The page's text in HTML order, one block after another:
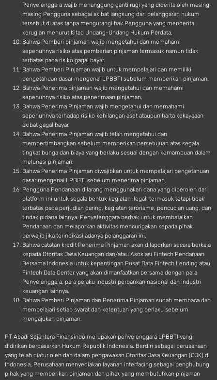
Penyelenggara wajib menanggung ganti rugi yang diderita oleh masing-
masing Pengguna sebagai akibat langsung dari pelanggaran hukum
tersebut di atas tanpa mengurangi hak Pengguna yang menderita
kerugian menurut Kitab Undang-Undang Hukum Perdata.
Bahwa Pemberi pinjaman wajib mengetahui dan memahami
sepenuhnya risiko atas pemberian pinjaman termasuk namun tidak
terbatas pada risiko gagal bayar.
Bahwa Pemberi Pinjaman wajib untuk mempelajari dan memiliki
pengetahuan dasar mengenai LPBBTI sebelum memberikan pinjaman.
Bahwa Penerima pinjaman wajib mengetahui dan memahami
sepenuhnya risiko atas penerimaan pinjaman.
Bahwa Penerima Pinjaman wajib mengetahui dan memahami
sepenuhnya terhadap risiko kehilangan aset ataupun harta kekayaaan
akibat gagal bayar.
Bahwa Penerima Pinjaman wajib telah mengetahui dan
mempertimbangkan sebelum memberikan persetujuan atas segala
tingkat bunga dan biaya yang berlaku sesuai dengan kemampuan dalam
melunasi pinjaman.
Bahwa Penerima Pinjaman diwajibkan untuk mempelajari pengetahuan
dasar mengenai LPBBTI sebelum menerima pinjaman.
Pengguna Pendanaan dilarang menggunakan dana yang diperoleh dari
platform ini untuk segala bentuk kegiatan ilegal, termasuk tetapi tidak
terbatas pada perjudian daring, kegiatan terorisme, pencucian uang, dan
tindak pidana lainnya. Penyelenggara berhak untuk membatalkan
Pendanaan dan melaporkan aktivitas mencurigakan kepada pihak
berwajib jika terindikasi adanya pelanggaran ini.
Bahwa catatan kredit Penerima Pinjaman akan dilaporkan secara berkala
kepada Otoritas Jasa Keuangan dan/atau Asosiasi Fintech Pendanaan
Bersama Indonesia untuk kepentingan Pusat Data Fintech Lending atau
Fintech Data Center yang akan dimanfaatkan bersama dengan para
Penyelenggara, para pelaku industri perbankan nasional dan industri
keuangan lainnya.
Bahwa Pemberi Pinjaman dan Penerima Pinjaman sudah membaca dan
mempelajari setiap syarat dan ketentuan yang berlaku sebelum
mengajukan pinjaman.
PT Abadi Sejahtera Finansindo merupakan penyelenggara LPBBTI yang
didirikan berdasarkan Hukum Republik Indonesia. Berdiri sebagai perusahaan
yang telah diatur oleh dan dalam pengawasan Otoritas Jasa Keuangan (OJK) di
Indonesia, Perusahaan menyediakan layanan interfacing sebagai penghubung
pihak yang memberikan pinjaman dan pihak yang membutuhkan pinjaman